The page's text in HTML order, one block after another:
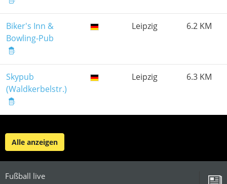
Biker's Inn &
Bowling-Pub
Leipzig 6.2 KM
Skypub
(Waldkerbelstr.)
Leipzig 6.3 KM
Alle anzeigen
Fußball live